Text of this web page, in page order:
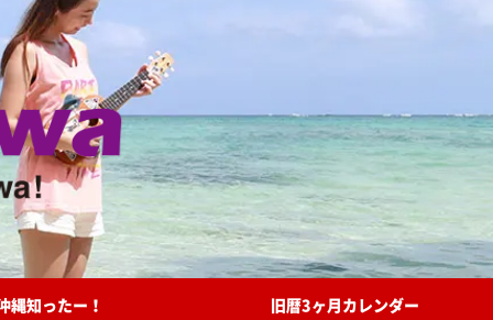
縄知ったー！ 旧暦3ヶ月カレンダー